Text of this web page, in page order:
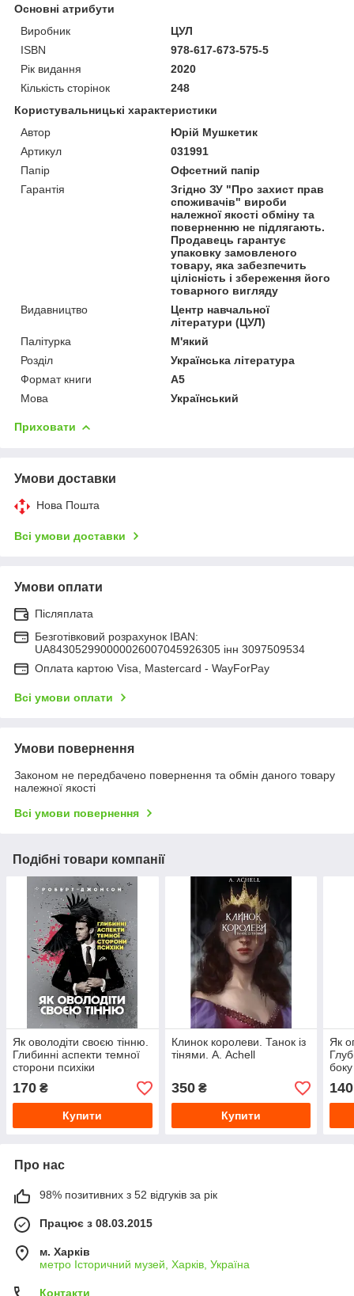
Основні атрибути
Виробник
ЦУЛ
ISBN
978-617-673-575-5
Рік видання
2020
Кількість сторінок
248
Користувальницькі характеристики
Автор
Юрій Мушкетик
Артикул
031991
Папір
Офсетний папір
Гарантія
Згідно ЗУ "Про захист прав
споживачів" вироби
належної якості обміну та
поверненню не підлягають.
Продавець гарантує
упаковку замовленого
товару, яка забезпечить
цілісність і збереження його
товарного вигляду
Видавництво
Центр навчальної
літератури (ЦУЛ)
Палітурка
М'який
Розділ
Українська література
Формат книги
А5
Мова
Український
Приховати
Умови доставки
Нова Пошта
Всі умови доставки
Умови оплати
Післяплата
Безготівковий розрахунок IBAN:
UA843052990000026007045926305 інн 3097509534
Оплата картою Visa, Mastercard - WayForPay
Всі умови оплати
Умови повернення
Законом не передбачено повернення та обмін даного товару
належної якості
Всі умови повернення
Подібні товари компанії
Як оволодіти своєю тінню.
Глибинні аспекти темної
сторони психіки
170 ₴
Купити
Клинок королеви. Танок із
тінями. А. Achell
350₴
Купити
Як
боку
140
Про нас
98% позитивних з 52 відгуків за рік
Працює з 08.03.2015
м. Харків
метро Історичний музей, Харків, Україна
Контакти